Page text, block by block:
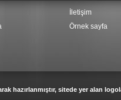
İletişim
Örnek sayfa
hazırlanmıştır, sitede yer alan